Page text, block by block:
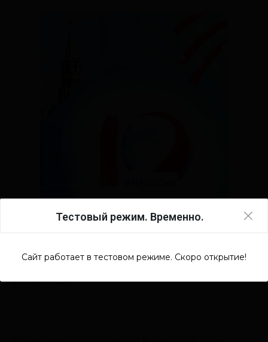
Тестовый режим. Временно.
Сайт работает в тестовом режиме. Скоро открытие!